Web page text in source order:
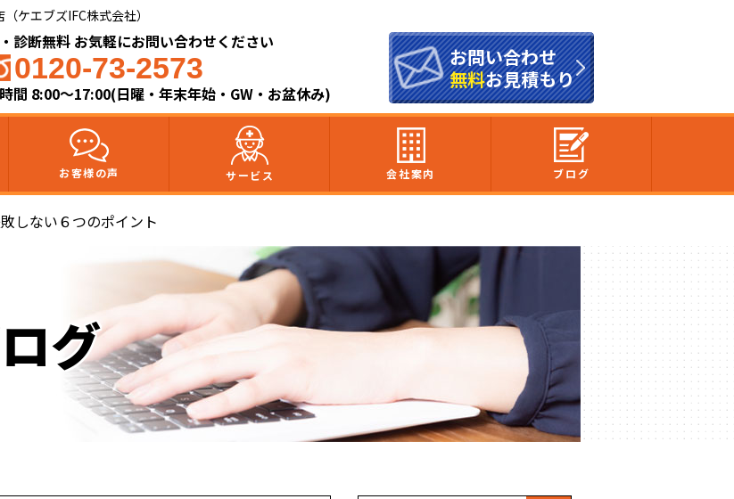
ケエブズIFC株式会社）​
診断無料 お気軽にお問い合わせください
0120-73-2573
間 8:00～17:00(日曜・年末年始・GW・お盆休み)
お問い合わせ
無料お見積もり
お客様の声 サービス 会社案内 ブログ
しない６つのポイント
グ